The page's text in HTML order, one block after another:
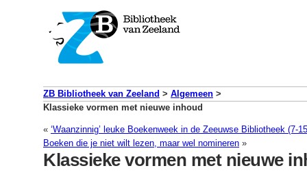
ZB Bibliotheek van Zeeland > Algemeen >
Klassieke vormen met nieuwe inhoud
« ‘Waanzinnig’ leuke Boekenweek in de Zeeuwse Bibliotheek (7-
Boeken die je niet wilt lezen, maar wel nomineren »
Klassieke vormen met nieuwe